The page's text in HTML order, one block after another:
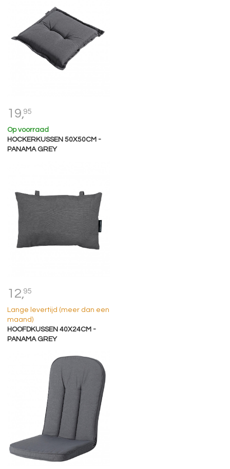
19,95
Op voorraad
HOCKERKUSSEN 50X50CM -
PANAMA GREY
12,95
Lange levertijd (meer dan een
maand)
HOOFDKUSSEN 40X24CM -
PANAMA GREY